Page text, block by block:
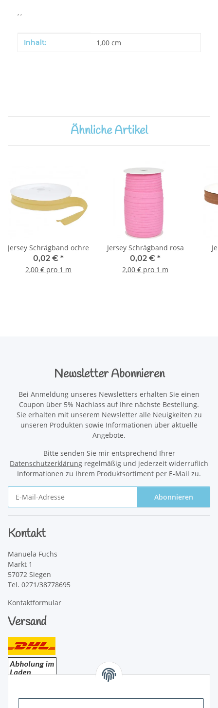
, ,
Produkteigenschaft
Wert
Inhalt: 1,00 cm
Ähnliche Artikel
Jersey Schrägband ochre
0,02 € *
2,00 € pro 1 m
Jersey Schrägband rosa
0,02 € *
2,00 € pro 1 m
Newsletter Abonnieren
Bei Anmeldung unseres Newsletters erhalten Sie einen
Coupon über 5% Nachlass auf Ihre nächste Bestellung.
Sie erhalten mit unserem Newsletter alle Neuigkeiten zu
unseren Produkten sowie Informationen über aktuelle
Angebote.
Bitte senden Sie mir entsprechend Ihrer
Datenschutzerklärung regelmäßig und jederzeit widerruflich
Informationen zu Ihrem Produktsortiment per E-Mail zu.
Abonnieren
Kontakt
Manuela Fuchs
Markt 1
57072 Siegen
Tel. 0271/38778695
Kontaktformular
Versand